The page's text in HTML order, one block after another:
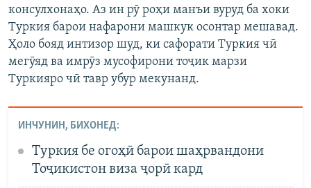
консулхонаҳо. Аз ин рӯ роҳи манъи вуруд ба хоки
Туркия барои нафарони машкук осонтар мешавад.
Ҳоло бояд интизор шуд, ки сафорати Туркия чӣ
мегӯяд ва имрӯз мусофирони тоҷик марзи
Туркияро чӣ тавр убур мекунанд.
ИНЧУНИН, БИХОНЕД:
Туркия бе огоҳӣ барои шаҳрвандони
Тоҷикистон виза ҷорӣ кард